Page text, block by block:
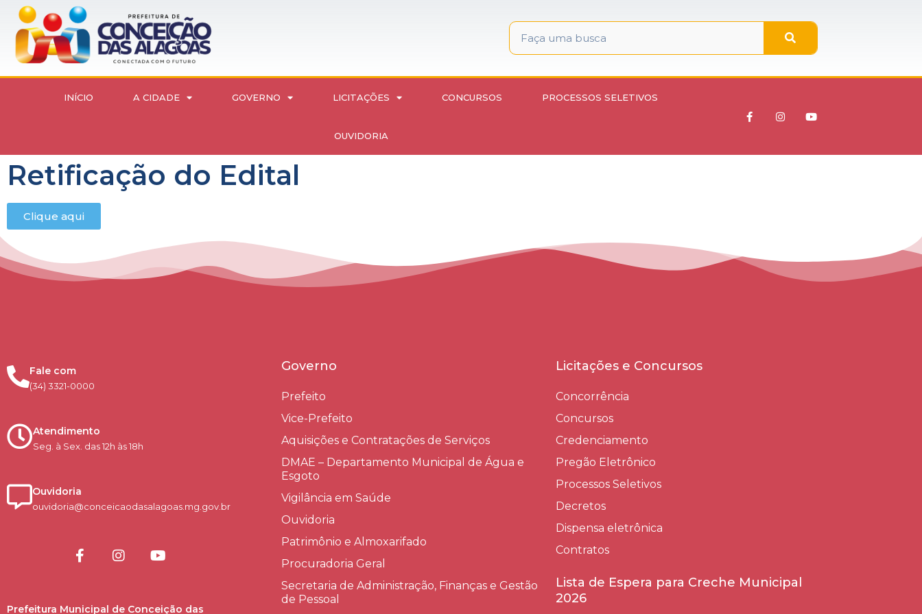
INÍCIO A CIDADE GOVERNO LICITAÇÕES CONCURSOS PROCESSOS SELETIVOS
OUVIDORIA
Retificação do Edital
Clique aqui
Fale com
(34) 3321-0000
Atendimento
Seg. à Sex. das 12h às 18h
Ouvidoria
ouvidoria@conceicaodasalagoas.mg.gov.br
Prefeitura Municipal de Conceição das
Governo
Prefeito
Vice-Prefeito
Aquisições e Contratações de Serviços​
DMAE – Departamento Municipal de Água e
Esgoto
Vigilância em Saúde
Ouvidoria
Patrimônio e Almoxarifado
Procuradoria Geral
Secretaria de Administração, Finanças e Gestão
de Pessoal
Licitações e Concursos
Concorrência
Concursos
Credenciamento
Pregão Eletrônico
Processos Seletivos
Decretos
Dispensa eletrônica
Contratos
Lista de Espera para Creche Municipal
2026